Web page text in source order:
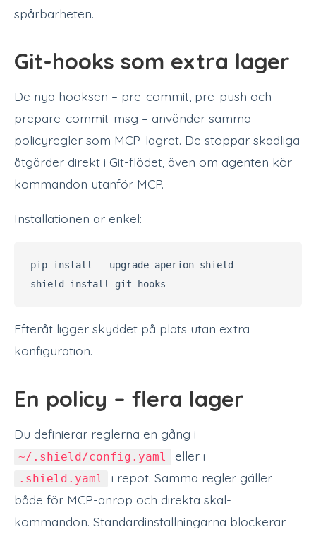
spårbarheten.
Git-hooks som extra lager
De nya hooksen – pre-commit, pre-push och
prepare-commit-msg – använder samma
policyregler som MCP-lagret. De stoppar skadliga
åtgärder direkt i Git-flödet, även om agenten kör
kommandon utanför MCP.
Installationen är enkel:
pip install --upgrade aperion-shield
Efteråt ligger skyddet på plats utan extra
konfiguration.
En policy – flera lager
Du definierar reglerna en gång i
~/.shield/config.yaml eller i
.shield.yaml
i repot. Samma regler gäller
både för MCP-anrop och direkta skal-
kommandon. Standardinställningarna blockerar